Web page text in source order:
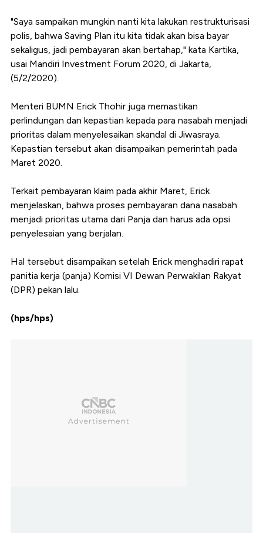
"Saya sampaikan mungkin nanti kita lakukan restrukturisasi
polis, bahwa Saving Plan itu kita tidak akan bisa bayar
sekaligus, jadi pembayaran akan bertahap," kata Kartika,
usai Mandiri Investment Forum 2020, di Jakarta,
(5/2/2020).
Menteri BUMN Erick Thohir juga memastikan
perlindungan dan kepastian kepada para nasabah menjadi
prioritas dalam menyelesaikan skandal di Jiwasraya.
Kepastian tersebut akan disampaikan pemerintah pada
Maret 2020.
Terkait pembayaran klaim pada akhir Maret, Erick
menjelaskan, bahwa proses pembayaran dana nasabah
menjadi prioritas utama dari Panja dan harus ada opsi
penyelesaian yang berjalan.
Hal tersebut disampaikan setelah Erick menghadiri rapat
panitia kerja (panja) Komisi VI Dewan Perwakilan Rakyat
(DPR) pekan lalu.
(hps/hps)